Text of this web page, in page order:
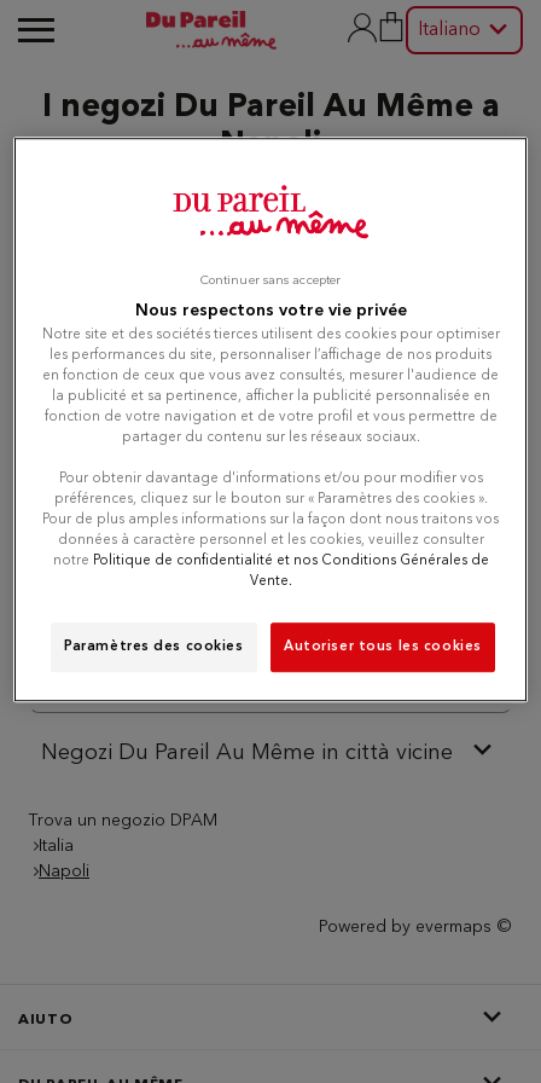
Italiano
I negozi Du Pareil Au Même a
Napoli
Elenco Mappa
1
Du Pareil au même NAPOLI
ALVINO
VIA ALVINO 63
80127 NAPOLI
Chiuso oggi
Itinerario
Negozi Du Pareil Au Même in città vicine
Trova un negozio DPAM
Italia
Napoli
Powered by evermaps ©
AIUTO
Nous respectons votre vie privée
Notre site et des sociétés tierces utilisent des cookies pour optimiser
les performances du site, personnaliser l’affichage de nos produits
en fonction de ceux que vous avez consultés, mesurer l'audience de
la publicité et sa pertinence, afficher la publicité personnalisée en
fonction de votre navigation et de votre profil et vous permettre de
partager du contenu sur les réseaux sociaux.
Pour obtenir davantage d'informations et/ou pour modifier vos
préférences, cliquez sur le bouton sur « Paramètres des cookies ».
Pour de plus amples informations sur la façon dont nous traitons vos
données à caractère personnel et les cookies, veuillez consulter
notre Politique de confidentialité et nos Conditions Générales de
Vente.
Paramètres des cookies Autoriser tous les cookies
Continuer sans accepter